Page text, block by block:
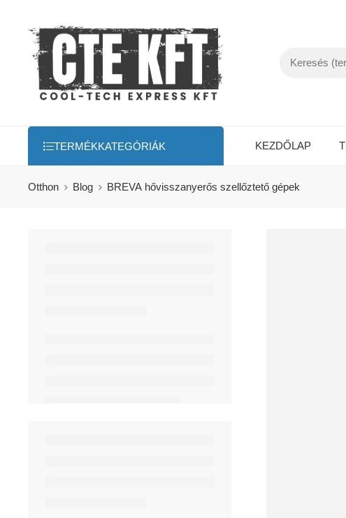
TERMÉKKATEGÓRIÁK KEZDŐLAP
Otthon Blog BREVA hővisszanyerős szellőztető gépek